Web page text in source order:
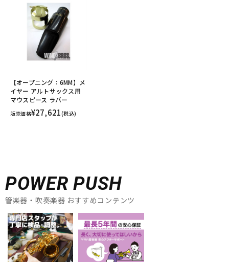
【オープニング：6MM】メ
イヤー アルトサックス用
マウスピース ラバー
販売価格¥27,621(税込)
POWER PUSH
管楽器・吹奏楽器 おすすめコンテンツ